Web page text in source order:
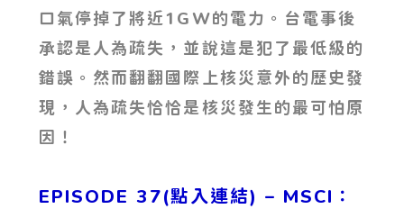
口氣停掉了將近1GW的電力。台電事後
承認是人為疏失，並說這是犯了最低級的
錯誤。然而翻翻國際上核災意外的歷史發
現，人為疏失恰恰是核災發生的最可怕原
因！
EPISODE 37(點入連結) – MSCI：